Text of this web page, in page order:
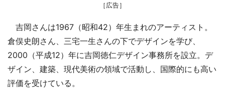
［広告］
吉岡さんは1967（昭和42）年生まれのアーティスト。
倉俣史朗さん、三宅一生さんの下でデザインを学び、
2000（平成12）年に吉岡徳仁デザイン事務所を設立。デ
ザイン、建築、現代美術の領域で活動し、国際的にも高い
評価を受けている。